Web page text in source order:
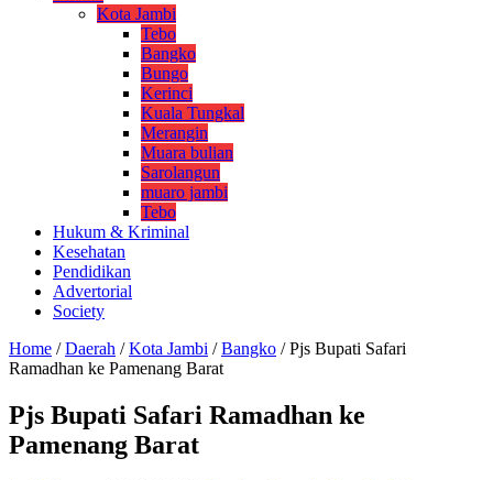
Kota Jambi
Tebo
Bangko
Bungo
Kerinci
Kuala Tungkal
Merangin
Muara bulian
Sarolangun
muaro jambi
Tebo
Hukum & Kriminal
Kesehatan
Pendidikan
Advertorial
Society
Home / Daerah / Kota Jambi / Bangko / Pjs Bupati Safari
Ramadhan ke Pamenang Barat
Pjs Bupati Safari Ramadhan ke
Pamenang Barat